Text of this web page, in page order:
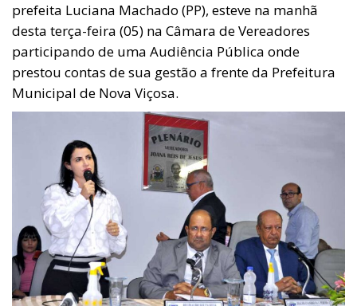
prefeita Luciana Machado (PP), esteve na manhã
desta terça-feira (05) na Câmara de Vereadores
participando de uma Audiência Pública onde
prestou contas de sua gestão a frente da Prefeitura
Municipal de Nova Viçosa.